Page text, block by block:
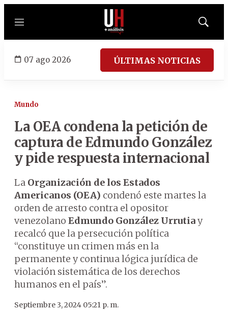
Menú
Mostrar
07 ago 2026 ÚLTIMAS NOTICIAS
Mundo
La OEA condena la petición de
captura de Edmundo González
y pide respuesta internacional
La Organización de los Estados
Americanos (OEA) condenó este martes la
orden de arresto contra el opositor
venezolano Edmundo González Urrutiay
recalcó que la persecución política
“constituye un crimen más en la
permanente y continua lógica jurídica de
violación sistemática de los derechos
humanos en el país”.
Septiembre 3, 2024 05:21 p. m.